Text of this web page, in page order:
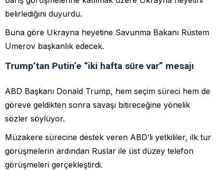
belirlediğini duyurdu.
Buna göre Ukrayna heyetine Savunma Bakanı Rüstem
Umerov başkanlık edecek.
Trump’tan Putin’e “iki hafta süre var” mesajı
ABD Başkanı Donald Trump, hem seçim süreci hem de
göreve geldikten sonra savaşı bitireceğine yönelik
sözler söylüyor.
Müzakere sürecine destek veren ABD’li yetkililer, ilk tur
görüşmelerin ardından Ruslar ile üst düzey telefon
görüşmeleri gerçekleştirdi.